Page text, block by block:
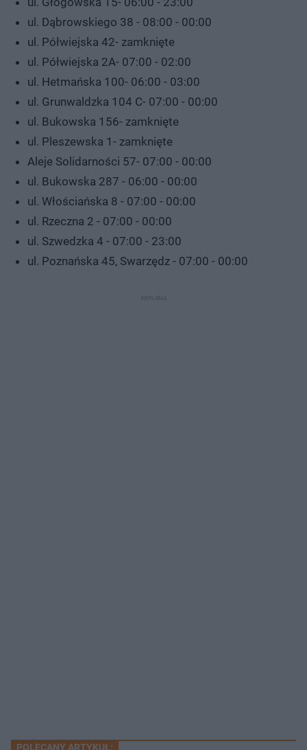
ul. Dąbrowskiego 38 - 08:00 - 00:00
ul. Półwiejska 42- zamknięte
ul. Półwiejska 2A- 07:00 - 02:00
ul. Hetmańska 100- 06:00 - 03:00
ul. Grunwaldzka 104 C- 07:00 - 00:00
ul. Bukowska 156- zamknięte
ul. Pleszewska 1- zamknięte
Aleje Solidarności 57- 07:00 - 00:00
ul. Bukowska 287 - 06:00 - 00:00
ul. Włościańska 8 - 07:00 - 00:00
ul. Rzeczna 2 - 07:00 - 00:00
ul. Szwedzka 4 - 07:00 - 23:00
ul. Poznańska 45, Swarzędz - 07:00 - 00:00
POLECANY ARTYKUŁ: